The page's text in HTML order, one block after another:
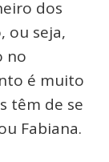
dos
ou seja,
no
é muito
têm de se
Fabiana.